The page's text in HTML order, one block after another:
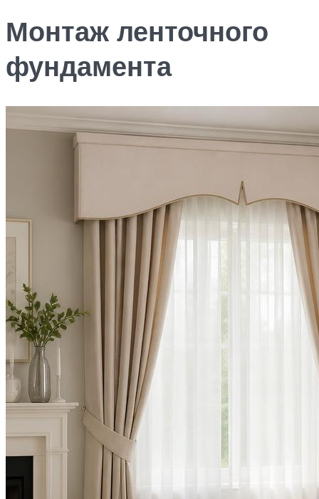
Монтаж ленточного
фундамента